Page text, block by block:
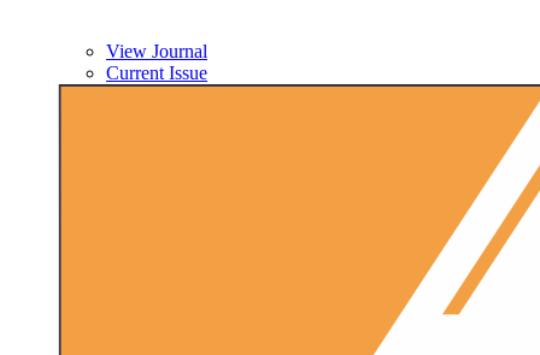
View Journal
Current Issue